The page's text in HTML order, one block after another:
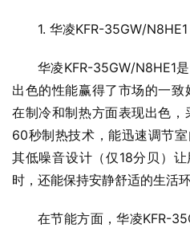
1. 华凌KFR-35GW/
华凌KFR-35GW/N8HE1
出色的性能赢得了市场的一
在制冷和制热方面表现出色，
60秒制热技术，能迅速调节
其低噪音设计（仅18分贝）
时，还能保持安静舒适的生活环
在节能方面，华凌KFR-